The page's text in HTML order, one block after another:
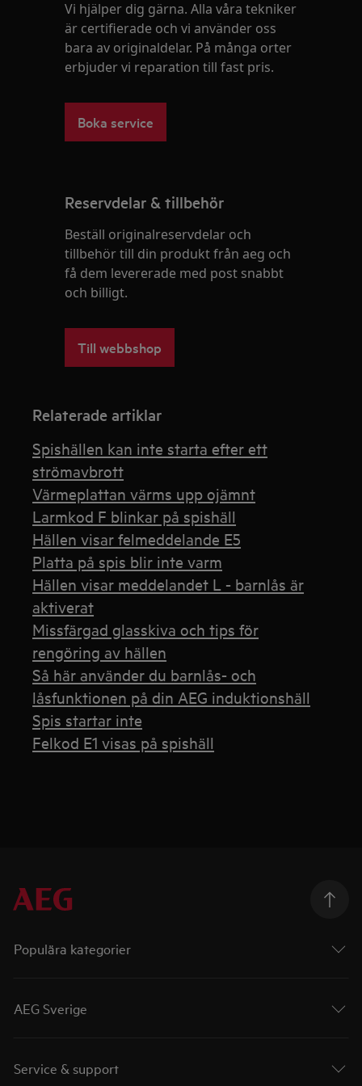
Vi hjälper dig gärna. Alla våra tekniker
är certifierade och vi använder oss
bara av originaldelar. På många orter
erbjuder vi reparation till fast pris.
Boka service
Reservdelar & tillbehör
Beställ originalreservdelar och
tillbehör till din produkt från aeg och
få dem levererade med post snabbt
och billigt.
Till webbshop
Relaterade artiklar
Spishällen kan inte starta efter ett
strömavbrott
Värmeplattan värms upp ojämnt
Larmkod F blinkar på spishäll
Hällen visar felmeddelande E5
Platta på spis blir inte varm
Hällen visar meddelandet L - barnlås är
aktiverat
Missfärgad glasskiva och tips för
rengöring av hällen
Så här använder du barnlås- och
låsfunktionen på din AEG induktionshäll
Spis startar inte
Felkod E1 visas på spishäll
Populära kategorier
AEG Sverige
Service & support